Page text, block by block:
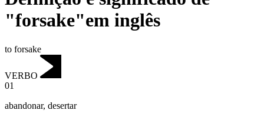
"forsake"em inglês
to forsake
VERBO
01
abandonar, desertar